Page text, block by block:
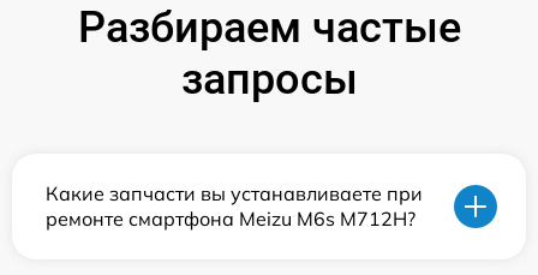
Разбираем частые
запросы
Какие запчасти вы устанавливаете при
ремонте смартфона Meizu M6s M712H?